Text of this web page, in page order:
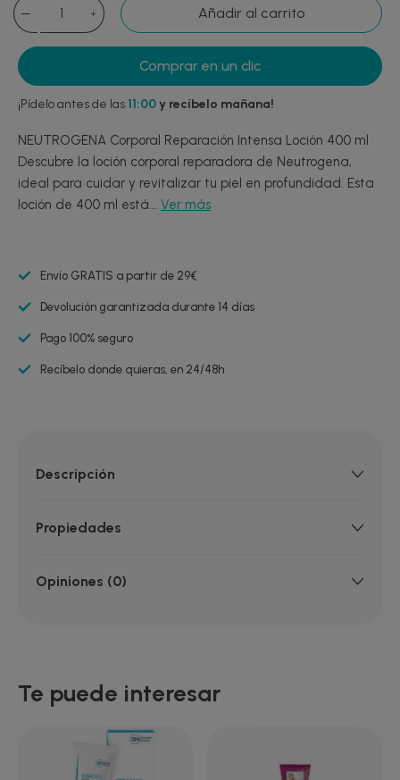
Añadir al carrito
Comprar en un clic
¡Pídelo antes de las 11:00y recíbelo mañana!
NEUTROGENA Corporal Reparación Intensa Loción 400 ml
Descubre la loción corporal reparadora de Neutrogena,
ideal para cuidar y revitalizar tu piel en profundidad. Esta
loción de 400 ml está... Ver más
Envío GRATIS a partir de 29€
Devolución garantizada durante 14 días
Pago 100% seguro
Recíbelo donde quieras, en 24/48h
Descripción
Propiedades
Opiniones (0)
Te puede interesar